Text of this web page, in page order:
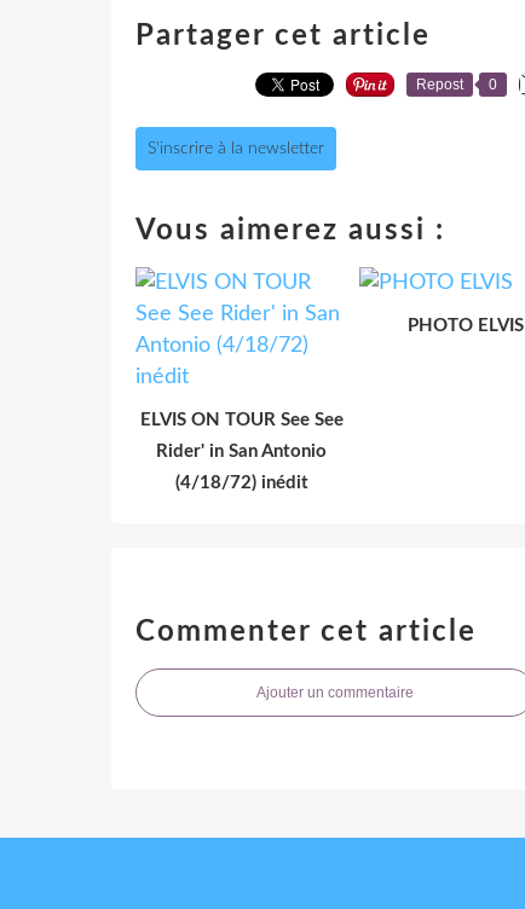
Partager cet article
Repost 0
S'inscrire à la newsletter
Vous aimerez aussi :
ELVIS ON TOUR See See
Rider' in San Antonio
(4/18/72) inédit
PHOTO ELVIS
Commenter cet article
Ajouter un commentaire